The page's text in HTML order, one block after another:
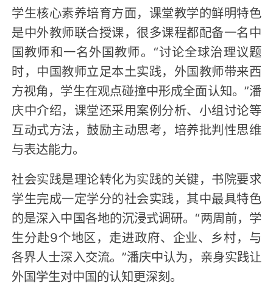
学生核心素养培育方面，课堂教学的鲜明特色
是中外教师联合授课，很多课程都配备一名中
国教师和一名外国教师。“讨论全球治理议题
时，中国教师立足本土实践，外国教师带来西
方视角，学生在观点碰撞中形成全面认知。”潘
庆中介绍，课堂还采用案例分析、小组讨论等
互动式方法，鼓励主动思考，培养批判性思维
与表达能力。
社会实践是理论转化为实践的关键，书院要求
学生完成一定学分的社会实践，其中最具特色
的是深入中国各地的沉浸式调研。“两周前，学
生分赴9个地区，走进政府、企业、乡村，与
各界人士深入交流。”潘庆中认为，亲身实践让
外国学生对中国的认知更深刻。